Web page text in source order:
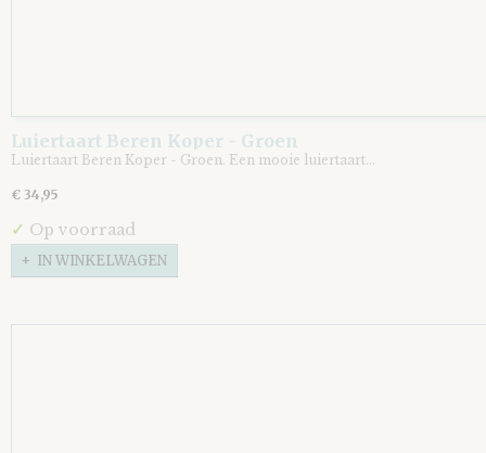
Luiertaart Beren Koper - Groen
Luiertaart Beren Koper - Groen. Een mooie luiertaart…
€ 34,95
✓ Op voorraad
IN WINKELWAGEN